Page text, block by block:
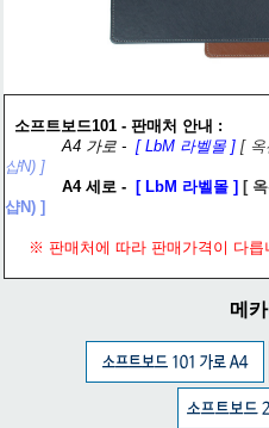
소프트보드101 - 판매처 안내 :
A4 가로 - [ LbM 라벨몰 ] [
샵N)]
A4 세로 - [ LbM 라벨몰 ] [
샵N)]
※ 판매처에 따라 판매가격이 다릅
메